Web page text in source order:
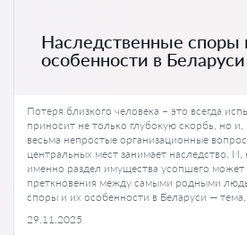
Наследственные споры
особенности в Беларуси
Потеря близкого человека – это всегда
приносит не только глубокую скорбь, но
весьма непростые организационные
центральных мест занимает наследство. И,
именно раздел имущества усопшего может
преткновения между самыми родными
споры и их особенности в Беларуси —
29.11.2025